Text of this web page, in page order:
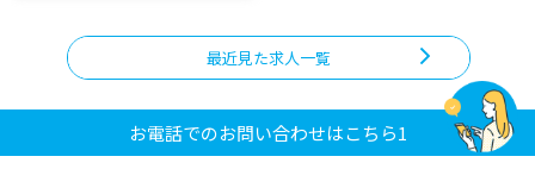
最近見た求人一覧
お電話でのお問い合わせはこちら1